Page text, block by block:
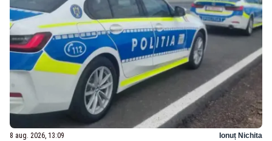
8 aug. 2026, 13:09 Ionuț Nichita